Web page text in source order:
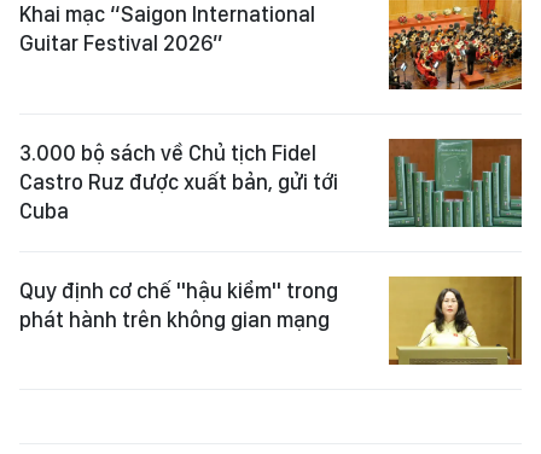
Khai mạc “Saigon International
Guitar Festival 2026”
3.000 bộ sách về Chủ tịch Fidel
Castro Ruz được xuất bản, gửi tới
Cuba
Quy định cơ chế "hậu kiểm" trong
phát hành trên không gian mạng